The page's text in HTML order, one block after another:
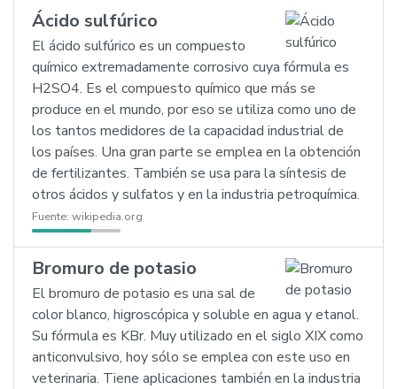
Ácido sulfúrico
El ácido sulfúrico es un compuesto
químico extremadamente corrosivo cuya fórmula es
H2SO4. Es el compuesto químico que más se
produce en el mundo, por eso se utiliza como uno de
los tantos medidores de la capacidad industrial de
los países. Una gran parte se emplea en la obtención
de fertilizantes. También se usa para la síntesis de
otros ácidos y sulfatos y en la industria petroquímica.
Fuente: wikipedia.org
Bromuro de potasio
El bromuro de potasio es una sal de
color blanco, higroscópica y soluble en agua y etanol.
Su fórmula es KBr. Muy utilizado en el siglo XIX como
anticonvulsivo, hoy sólo se emplea con este uso en
veterinaria. Tiene aplicaciones también en la industria